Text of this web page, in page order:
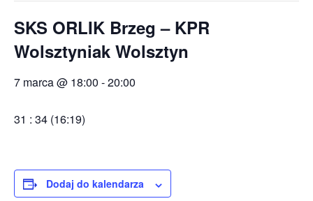
SKS ORLIK Brzeg – KPR
Wolsztyniak Wolsztyn
7 marca @ 18:00 -20:00
31 : 34 (16:19)
Dodaj do kalendarza